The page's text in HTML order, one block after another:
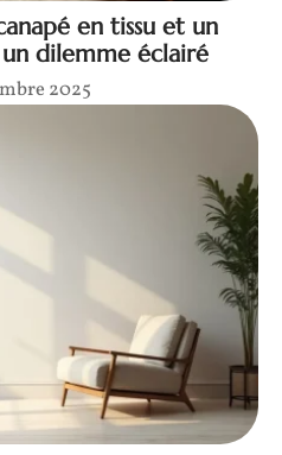
en tissu et un
dilemme éclairé
2025